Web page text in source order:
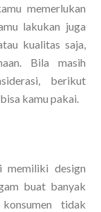
memerlukan
lakukan juga
kualitas saja,
Bila masih
berikut
kamu pakai.
memiliki design
buat banyak
tidak